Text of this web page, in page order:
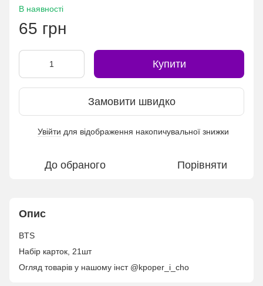
В наявності
65 грн
Купити
Замовити швидко
Увійти для відображення накопичувальної знижки
До обраного Порівняти
Опис
BTS
Набір карток, 21шт
Огляд товарів у нашому інст @kpoper_i_cho